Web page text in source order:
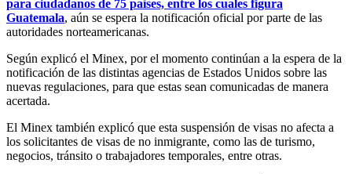
para ciudadanos de 75 países, entre los cuales figura
Guatemala, aún se espera la notificación oficial por parte de las
autoridades norteamericanas.
Según explicó el Minex, por el momento continúan a la espera de la
notificación de las distintas agencias de Estados Unidos sobre las
nuevas regulaciones, para que estas sean comunicadas de manera
acertada.
El Minex también explicó que esta suspensión de visas no afecta a
los solicitantes de visas de no inmigrante, como las de turismo,
negocios, tránsito o trabajadores temporales, entre otras.